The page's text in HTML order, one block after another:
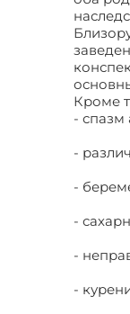
Кроме
-
-
-
-
-
-